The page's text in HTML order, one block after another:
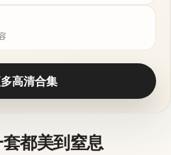
高清合集
都美到窒息